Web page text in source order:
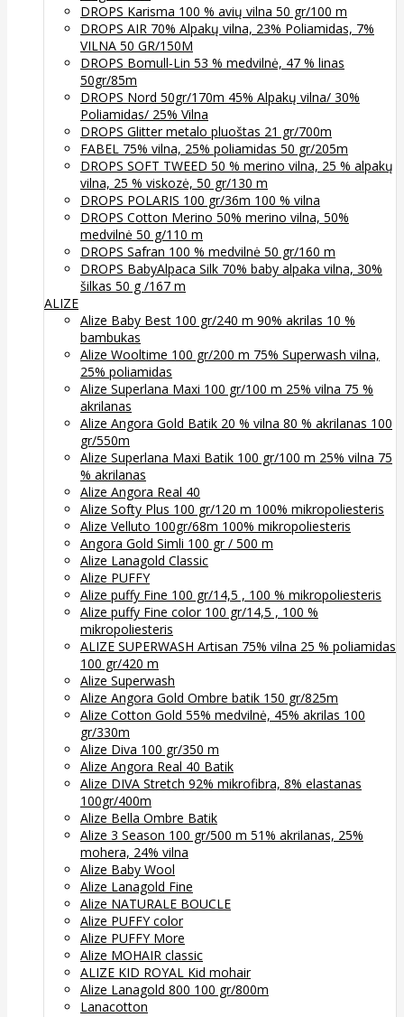
DROPS Karisma 100 % avių vilna 50 gr/100 m
DROPS AIR 70% Alpakų vilna, 23% Poliamidas, 7%
VILNA 50 GR/150M
DROPS Bomull-Lin 53 % medvilnė, 47 % linas
50gr/85m
DROPS Nord 50gr/170m 45% Alpakų vilna/ 30%
Poliamidas/ 25% Vilna
DROPS Glitter metalo pluoštas 21 gr/700m
FABEL 75% vilna, 25% poliamidas 50 gr/205m
DROPS SOFT TWEED 50 % merino vilna, 25 % alpakų
vilna, 25 % viskozė, 50 gr/130 m
DROPS POLARIS 100 gr/36m 100 % vilna
DROPS Cotton Merino 50% merino vilna, 50%
medvilnė 50 g/110 m
DROPS Safran 100 % medvilnė 50 gr/160 m
DROPS BabyAlpaca Silk 70% baby alpaka vilna, 30%
šilkas 50 g /167 m
ALIZE
Alize Baby Best 100 gr/240 m 90% akrilas 10 %
bambukas
Alize Wooltime 100 gr/200 m 75% Superwash vilna,
25% poliamidas
Alize Superlana Maxi 100 gr/100 m 25% vilna 75 %
akrilanas
Alize Angora Gold Batik 20 % vilna 80 % akrilanas 100
gr/550m
Alize Superlana Maxi Batik 100 gr/100 m 25% vilna 75
% akrilanas
Alize Angora Real 40
Alize Softy Plus 100 gr/120 m 100% mikropoliesteris
Alize Velluto 100gr/68m 100% mikropoliesteris
Angora Gold Simli 100 gr / 500 m
Alize Lanagold Classic
Alize PUFFY
Alize puffy Fine 100 gr/14,5 , 100 % mikropoliesteris
Alize puffy Fine color 100 gr/14,5 , 100 %
mikropoliesteris
ALIZE SUPERWASH Artisan 75% vilna 25 % poliamidas
100 gr/420 m
Alize Superwash
Alize Angora Gold Ombre batik 150 gr/825m
Alize Cotton Gold 55% medvilnė, 45% akrilas 100
gr/330m
Alize Diva 100 gr/350 m
Alize Angora Real 40 Batik
Alize DIVA Stretch 92% mikrofibra, 8% elastanas
100gr/400m
Alize Bella Ombre Batik
Alize 3 Season 100 gr/500 m 51% akrilanas, 25%
mohera, 24% vilna
Alize Baby Wool
Alize Lanagold Fine
Alize NATURALE BOUCLE
Alize PUFFY color
Alize PUFFY More
Alize MOHAIR classic
ALIZE KID ROYAL Kid mohair
Alize Lanagold 800 100 gr/800m
Lanacotton